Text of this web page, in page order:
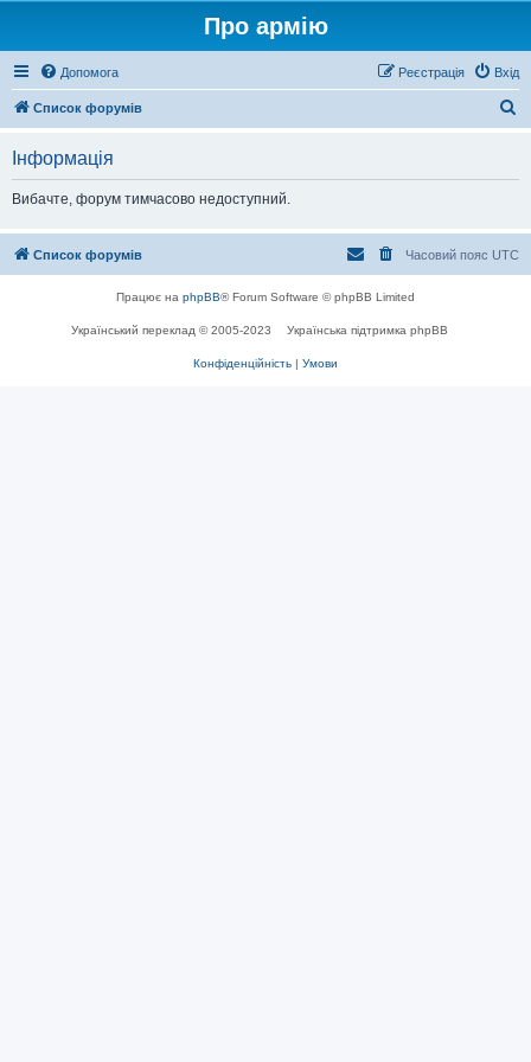
Про армію
Допомога Вхід
Реєстрація
Список форумів
Інформація
Вибачте, форум тимчасово недоступний.
Список форумів Часовий пояс UTC
Працює на phpBB® Forum Software © phpBB Limited
Український переклад © 2005-2023 Українська підтримка phpBB
Конфіденційність | Умови